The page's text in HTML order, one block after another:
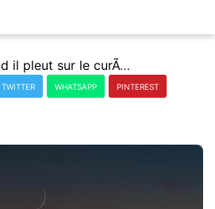
Quand il pleut sur le curÃ©, il dÃ©goutte sur le vicaire.
TWITTER WHATSAPP PINTEREST